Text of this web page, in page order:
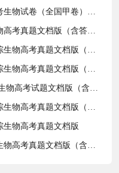
卷（全国甲卷）（解析版）
考真题文档版（含答案）
考真题文档版（原卷含答案）
高考真题文档版（含答案）
高考试题文档版（含答案）
高考真题文档版（含答案）
生物高考真题文档版
考真题文档版（含答案）